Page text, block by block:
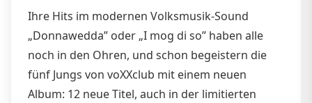
Ihre Hits im modernen Volksmusik-Sound
„Donnawedda” oder „I mog di so” haben alle
noch in den Ohren, und schon begeistern die
fünf Jungs von voXXclub mit einem neuen
Album: 12 neue Titel, auch in der limitierten